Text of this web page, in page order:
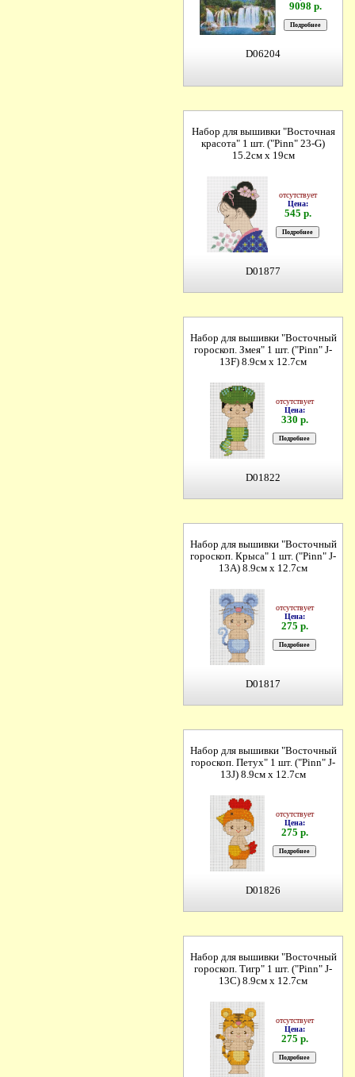
9098 р.
D06204
Набор для вышивки "Восточная
красота" 1 шт. ("Pinn" 23-G)
15.2см х 19см
отсутствует
Цена:
545 р.
D01877
Набор для вышивки "Восточный
гороскоп. Змея" 1 шт. ("Pinn" J-
13F) 8.9см х 12.7см
отсутствует
Цена:
330 р.
D01822
Набор для вышивки "Восточный
гороскоп. Крыса" 1 шт. ("Pinn" J-
13A) 8.9см х 12.7см
отсутствует
Цена:
275 р.
D01817
Набор для вышивки "Восточный
гороскоп. Петух" 1 шт. ("Pinn" J-
13J) 8.9см х 12.7см
отсутствует
Цена:
275 р.
D01826
Набор для вышивки "Восточный
гороскоп. Тигр" 1 шт. ("Pinn" J-
13C) 8.9см х 12.7см
отсутствует
Цена:
275 р.